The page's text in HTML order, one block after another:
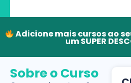
Adicione mais cursos ao
um SUPER
Sobre o Curso